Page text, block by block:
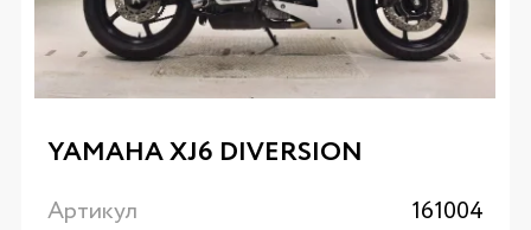
YAMAHA XJ6 DIVERSION
Артикул
161004